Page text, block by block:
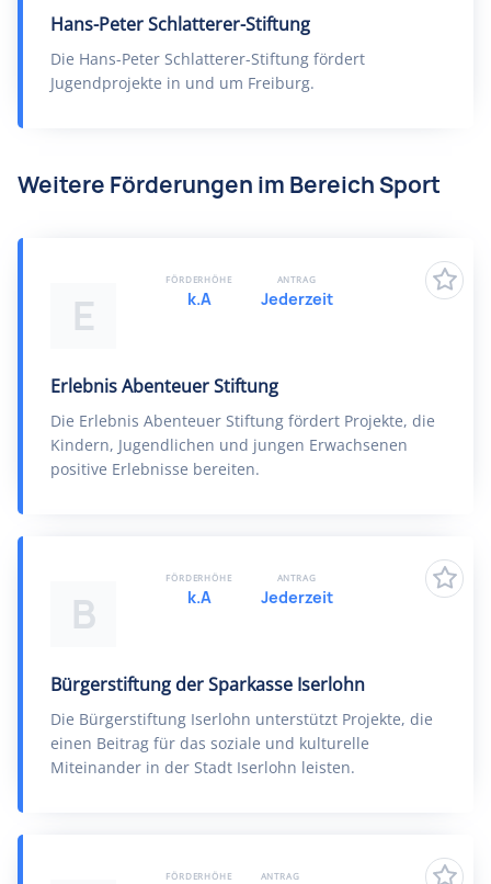
Hans-Peter Schlatterer-Stiftung
Die Hans-Peter Schlatterer-Stiftung fördert
Jugendprojekte in und um Freiburg.
Weitere Förderungen im Bereich Sport
E
Erlebnis Abenteuer Stiftung
Die Erlebnis Abenteuer Stiftung fördert Projekte, die
Kindern, Jugendlichen und jungen Erwachsenen
positive Erlebnisse bereiten.
FÖRDERHÖHE
k.A
ANTRAG
Jederzeit
B
Bürgerstiftung der Sparkasse Iserlohn
Die Bürgerstiftung Iserlohn unterstützt Projekte, die
einen Beitrag für das soziale und kulturelle
Miteinander in der Stadt Iserlohn leisten.
FÖRDERHÖHE
k.A
ANTRAG
Jederzeit
FÖRDERHÖHE ANTRAG